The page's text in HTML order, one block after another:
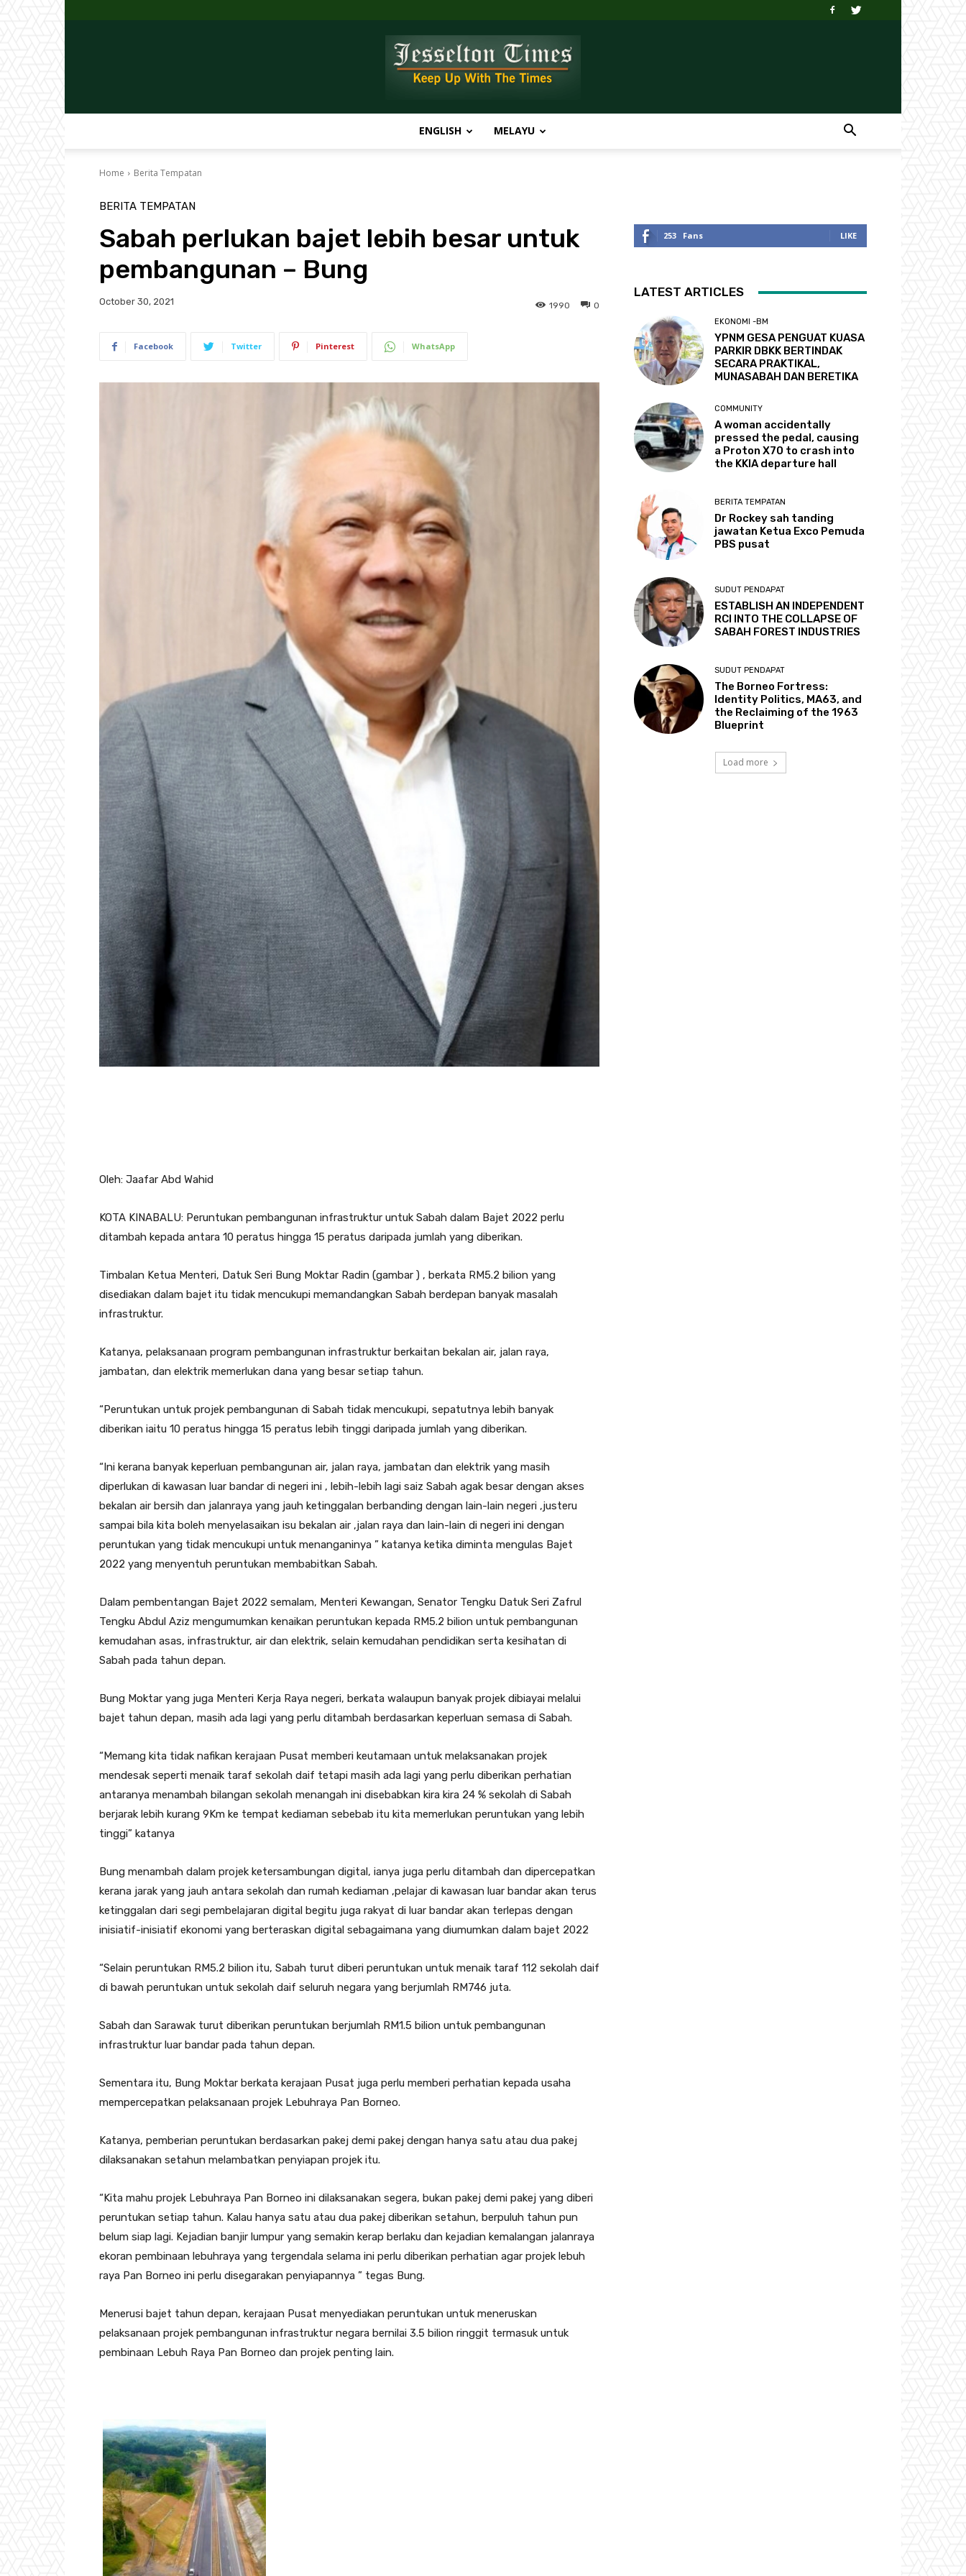
Times
ENGLISH MELAYU
Home Berita Tempatan
BERITA TEMPATAN
Sabah perlukan bajet lebih besar untuk
pembangunan – Bung
October 30, 2021 0
1990
Facebook Twitter Pinterest WhatsApp
Oleh: Jaafar Abd Wahid
KOTA KINABALU: Peruntukan pembangunan infrastruktur untuk Sabah dalam Bajet 2022 perlu
ditambah kepada antara 10 peratus hingga 15 peratus daripada jumlah yang diberikan.
Timbalan Ketua Menteri, Datuk Seri Bung Moktar Radin (gambar ) , berkata RM5.2 bilion yang
disediakan dalam bajet itu tidak mencukupi memandangkan Sabah berdepan banyak masalah
infrastruktur.
Katanya, pelaksanaan program pembangunan infrastruktur berkaitan bekalan air, jalan raya,
jambatan, dan elektrik memerlukan dana yang besar setiap tahun.
“Peruntukan untuk projek pembangunan di Sabah tidak mencukupi, sepatutnya lebih banyak
diberikan iaitu 10 peratus hingga 15 peratus lebih tinggi daripada jumlah yang diberikan.
“Ini kerana banyak keperluan pembangunan air, jalan raya, jambatan dan elektrik yang masih
diperlukan di kawasan luar bandar di negeri ini , lebih-lebih lagi saiz Sabah agak besar dengan akses
bekalan air bersih dan jalanraya yang jauh ketinggalan berbanding dengan lain-lain negeri ,justeru
sampai bila kita boleh menyelasaikan isu bekalan air ,jalan raya dan lain-lain di negeri ini dengan
peruntukan yang tidak mencukupi untuk menanganinya ” katanya ketika diminta mengulas Bajet
2022 yang menyentuh peruntukan membabitkan Sabah.
Dalam pembentangan Bajet 2022 semalam, Menteri Kewangan, Senator Tengku Datuk Seri Zafrul
Tengku Abdul Aziz mengumumkan kenaikan peruntukan kepada RM5.2 bilion untuk pembangunan
kemudahan asas, infrastruktur, air dan elektrik, selain kemudahan pendidikan serta kesihatan di
Sabah pada tahun depan.
Bung Moktar yang juga Menteri Kerja Raya negeri, berkata walaupun banyak projek dibiayai melalui
bajet tahun depan, masih ada lagi yang perlu ditambah berdasarkan keperluan semasa di Sabah.
“Memang kita tidak nafikan kerajaan Pusat memberi keutamaan untuk melaksanakan projek
mendesak seperti menaik taraf sekolah daif tetapi masih ada lagi yang perlu diberikan perhatian
antaranya menambah bilangan sekolah menangah ini disebabkan kira kira 24 % sekolah di Sabah
berjarak lebih kurang 9Km ke tempat kediaman sebebab itu kita memerlukan peruntukan yang lebih
tinggi” katanya
Bung menambah dalam projek ketersambungan digital, ianya juga perlu ditambah dan dipercepatkan
kerana jarak yang jauh antara sekolah dan rumah kediaman ,pelajar di kawasan luar bandar akan terus
ketinggalan dari segi pembelajaran digital begitu juga rakyat di luar bandar akan terlepas dengan
inisiatif-inisiatif ekonomi yang berteraskan digital sebagaimana yang diumumkan dalam bajet 2022
“Selain peruntukan RM5.2 bilion itu, Sabah turut diberi peruntukan untuk menaik taraf 112 sekolah daif
di bawah peruntukan untuk sekolah daif seluruh negara yang berjumlah RM746 juta.
Sabah dan Sarawak turut diberikan peruntukan berjumlah RM1.5 bilion untuk pembangunan
infrastruktur luar bandar pada tahun depan.
Sementara itu, Bung Moktar berkata kerajaan Pusat juga perlu memberi perhatian kepada usaha
mempercepatkan pelaksanaan projek Lebuhraya Pan Borneo.
Katanya, pemberian peruntukan berdasarkan pakej demi pakej dengan hanya satu atau dua pakej
dilaksanakan setahun melambatkan penyiapan projek itu.
“Kita mahu projek Lebuhraya Pan Borneo ini dilaksanakan segera, bukan pakej demi pakej yang diberi
peruntukan setiap tahun. Kalau hanya satu atau dua pakej diberikan setahun, berpuluh tahun pun
belum siap lagi. Kejadian banjir lumpur yang semakin kerap berlaku dan kejadian kemalangan jalanraya
ekoran pembinaan lebuhraya yang tergendala selama ini perlu diberikan perhatian agar projek lebuh
raya Pan Borneo ini perlu disegarakan penyiapannya ” tegas Bung.
Menerusi bajet tahun depan, kerajaan Pusat menyediakan peruntukan untuk meneruskan
pelaksanaan projek pembangunan infrastruktur negara bernilai 3.5 bilion ringgit termasuk untuk
pembinaan Lebuh Raya Pan Borneo dan projek penting lain.
253 Fans LIKE
LATEST ARTICLES
EKONOMI -BM
YPNM GESA PENGUAT KUASA
PARKIR DBKK BERTINDAK
SECARA PRAKTIKAL,
MUNASABAH DAN BERETIKA
COMMUNITY
A woman accidentally
pressed the pedal, causing
a Proton X70 to crash into
the KKIA departure hall
BERITA TEMPATAN
Dr Rockey sah tanding
jawatan Ketua Exco Pemuda
PBS pusat
SUDUT PENDAPAT
ESTABLISH AN INDEPENDENT
RCI INTO THE COLLAPSE OF
SABAH FOREST INDUSTRIES
SUDUT PENDAPAT
The Borneo Fortress:
Identity Politics, MA63, and
the Reclaiming of the 1963
Blueprint
Load more